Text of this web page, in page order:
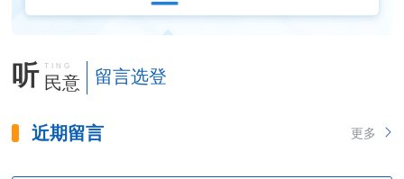
听 TING
民意 留言选登
近期留言 更多